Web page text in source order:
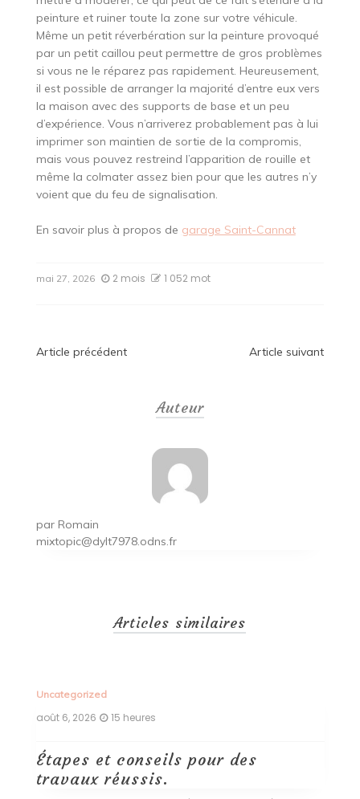
peinture et ruiner toute la zone sur votre véhicule.
Même un petit réverbération sur la peinture provoqué
par un petit caillou peut permettre de gros problèmes
si vous ne le réparez pas rapidement. Heureusement,
il est possible de arranger la majorité d’entre eux vers
la maison avec des supports de base et un peu
d’expérience. Vous n’arriverez probablement pas à lui
imprimer son maintien de sortie de la compromis,
mais vous pouvez restreind l’apparition de rouille et
même la colmater assez bien pour que les autres n’y
voient que du feu de signalisation.
En savoir plus à propos de garage Saint-Cannat
mai 27, 2026 2 mois 1 052 mot
Navigation
Article précédent Article suivant
Auteur
par Romain
mixtopic@dylt7978.odns.fr
Articles similaires
Uncategorized
août 6, 2026 15 heures
Étapes et conseils pour des
travaux réussis.